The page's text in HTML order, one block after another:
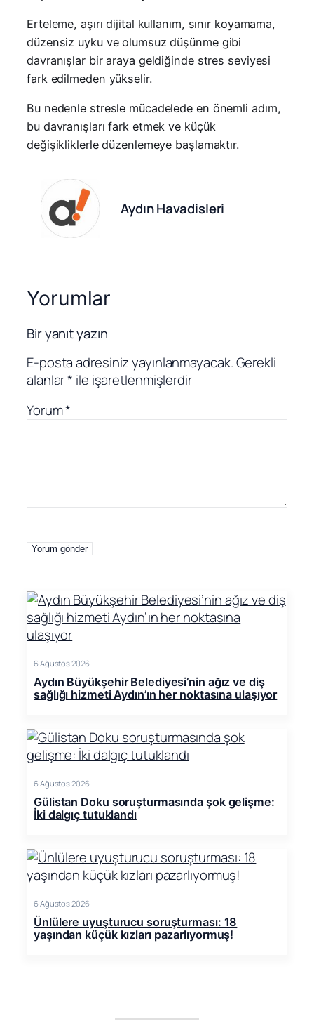
Erteleme, aşırı dijital kullanım, sınır koyamama,
düzensiz uyku ve olumsuz düşünme gibi
davranışlar bir araya geldiğinde stres seviyesi
fark edilmeden yükselir.
Bu nedenle stresle mücadelede en önemli adım,
bu davranışları fark etmek ve küçük
değişikliklerle düzenlemeye başlamaktır.
Aydın Havadisleri
Yorumlar
Bir yanıt yazın
E-posta adresiniz yayınlanmayacak.Gerekli
alanlar* ile işaretlenmişlerdir
Yorum*
6 Ağustos 2026
Aydın Büyükşehir Belediyesi’nin ağız ve diş
sağlığı hizmeti Aydın’ın her noktasına ulaşıyor
6 Ağustos 2026
Gülistan Doku soruşturmasında şok gelişme:
İki dalgıç tutuklandı
6 Ağustos 2026
Ünlülere uyuşturucu soruşturması: 18
yaşından küçük kızları pazarlıyormuş!